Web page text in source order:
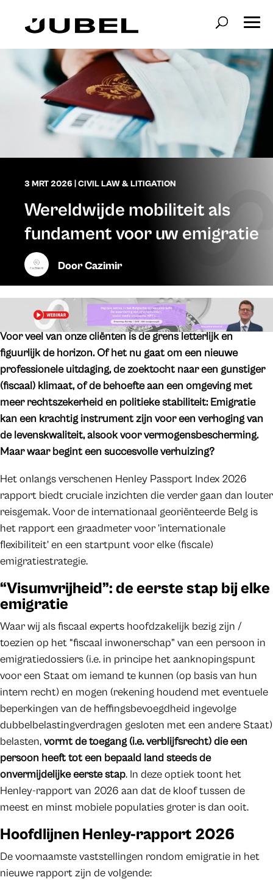
3 MRT 2026 CIVIL LAW & LITIGATION
Wereldwijde mobiliteit als
fundament voor uw emigratie
DoorCazimir
​Voor veel van onze cliënten is de grens letterlijk en
figuurlijk de horizon. Of het nu gaat om een nieuwe
professionele uitdaging, de zoektocht naar een gunstiger
(fiscaal) klimaat, of de behoefte aan een omgeving met
meer rechtszekerheid en politieke stabiliteit: Emigratie
kan een krachtig instrument zijn voor een verhoging van
de levenskwaliteit, alsook voor vermogensbescherming.
Maar waar begint een succesvolle verhuizing?
Het onlangs verschenen Henley Passport Index 2026
rapport biedt cruciale inzichten die verder gaan dan louter
reisgemak. Voor de internationaal georiënteerde Belg is
het rapport een graadmeter voor 'internationale
flexibiliteit' en een startpunt voor elke (fiscale)
emigratiestrategie.
​“Visumvrijheid”: de eerste stap bij elke
emigratie
Waar wij als fiscaal experts hoofdzakelijk bezig zijn /
toezien op het “fiscaal inwonerschap" van een persoon in
emigratiedossiers (i.e. in principe het aanknopingspunt
voor een Staat om iemand te kunnen (op basis van hun
intern recht) en mogen (rekening houdend met eventuele
beperkingen van de heffingsbevoegdheid ingevolge
dubbelbelastingverdragen gesloten met een andere Staat)
belasten,vormt de toegang (i.e. verblijfsrecht) die een
persoon heeft tot een bepaald land steeds de
onvermijdelijke eerste stap. In deze optiek toont het
Henley-rapport van 2026 aan dat de kloof tussen de
meest en minst mobiele populaties groter is dan ooit.
Hoofdlijnen Henley-rapport 2026
De voornaamste vaststellingen rondom emigratie in het
nieuwe rapport zijn de volgende: